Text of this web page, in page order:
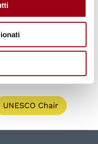
UNESCO Chair